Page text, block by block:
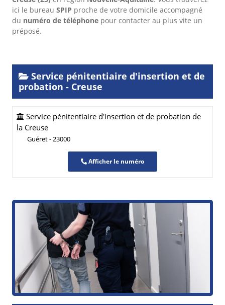
ici le bureau SPIP proche de votre domicile accompagné
du numéro de téléphone pour contacter au plus vite un
préposé.
Service pénitentiaire d'insertion et de
probation - Creuse
Service pénitentiaire d'insertion et de probation de
la Creuse
Guéret - 23000
Afficher le numéro